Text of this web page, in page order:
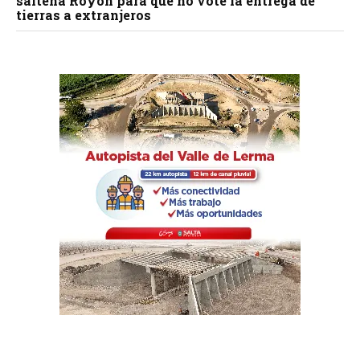
tierras a extranjeros